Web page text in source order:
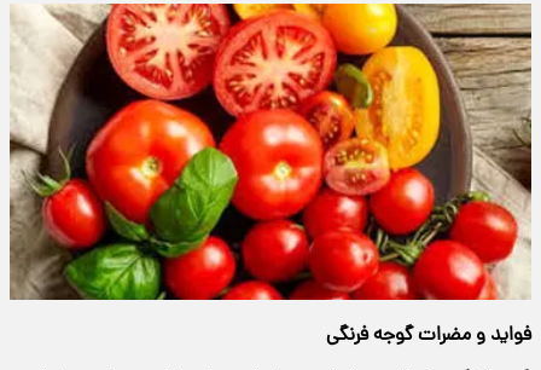
فواید و مضرات گوجه فرنگی